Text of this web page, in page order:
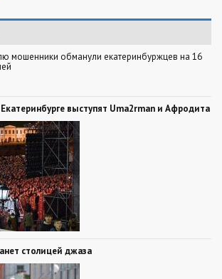
мошенники обманули екатеринбуржцев на 16
выступят Uma2rman и Афродита
столицей джаза